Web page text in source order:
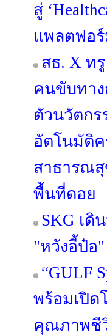
สู่
แพลตฟอ
สธ. X ท
คนขับทาง
ตัวนวัตกร
อัตโนมัติ
สาธารณสุ
พื้นที่ดอย
SKG เดิ
"หวังอี้ป๋อ
“GULF
พร้อมเปิด
คุณภาพชี